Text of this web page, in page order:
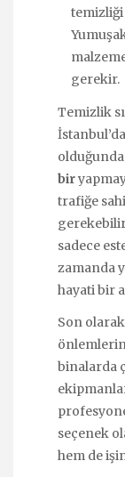
temizliği
gerekir.
Temizlik
bir
trafiğe
sadece
zamanda
hayati bir
Son
binalarda
seçenek
hem de